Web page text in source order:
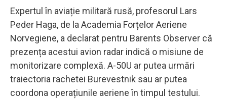
Expertul în aviație militară rusă, profesorul Lars
Peder Haga, de la Academia Forțelor Aeriene
Norvegiene, a declarat pentru Barents Observer că
prezența acestui avion radar indică o misiune de
monitorizare complexă. A-50U ar putea urmări
traiectoria rachetei Burevestnik sau ar putea
coordona operațiunile aeriene în timpul testului.